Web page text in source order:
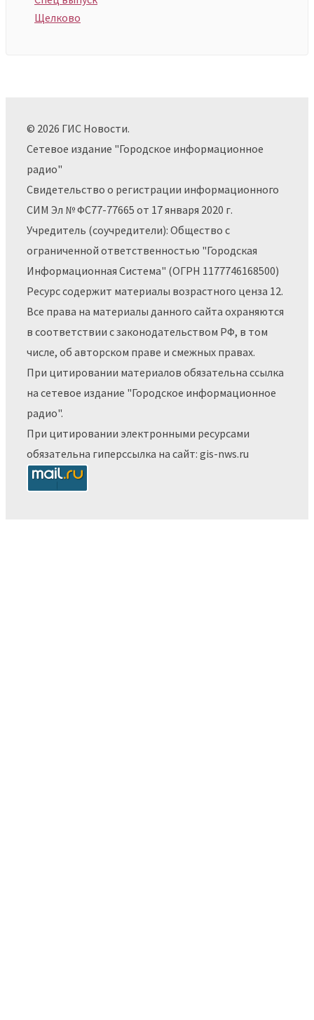
Щелково
© 2026 ГИС Новости.
Сетевое издание "Городское информационное
радио"
Свидетельство о регистрации информационного
СИМ Эл № ФС77-77665 от 17 января 2020 г.
Учредитель (соучредители): Общество с
ограниченной ответственностью "Городская
Информационная Система" (ОГРН 1177746168500)
Ресурс содержит материалы возрастного ценза 12.
Все права на материалы данного сайта охраняются
в соответствии с законодательством РФ, в том
числе, об авторском праве и смежных правах.
При цитировании материалов обязательна ссылка
на сетевое издание "Городское информационное
радио".
При цитировании электронными ресурсами
обязательна гиперссылка на сайт: gis-nws.ru